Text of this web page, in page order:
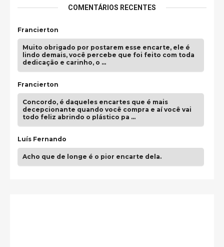
COMENTÁRIOS RECENTES
Francierton
Muito obrigado por postarem esse encarte, ele é
lindo demais, você percebe que foi feito com toda
dedicação e carinho, o …
Francierton
Concordo, é daqueles encartes que é mais
decepcionante quando você compra e aí você vai
todo feliz abrindo o plástico pa …
Luís Fernando
Acho que de longe é o pior encarte dela.